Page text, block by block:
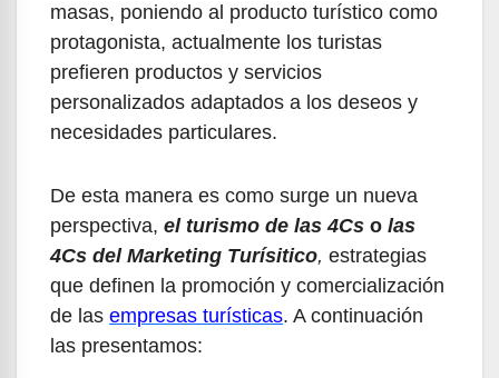
masas, poniendo al producto turístico como
protagonista, actualmente los turistas
prefieren productos y servicios
personalizados adaptados a los deseos y
necesidades particulares.
De esta manera es como surge un nueva
perspectiva, el turismo de las 4Cs o las
4Cs del Marketing Turísitico, estrategias
que definen la promoción y comercialización
de las empresas turísticas. A continuación
las presentamos: